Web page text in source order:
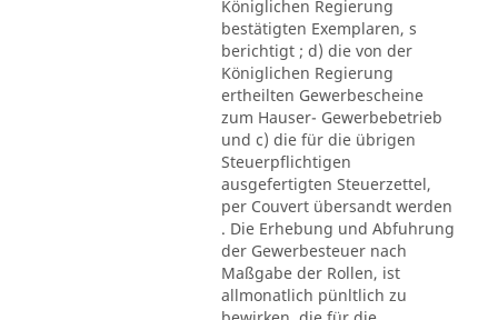
Königlichen Regierung
bestätigten Exemplaren, s
berichtigt ; d) die von der
Königlichen Regierung
ertheilten Gewerbescheine
zum Hauser- Gewerbebetrieb
und c) die für die übrigen
Steuerpflichtigen
ausgefertigten Steuerzettel,
per Couvert übersandt werden
. Die Erhebung und Abfuhrung
der Gewerbesteuer nach
Maßgabe der Rollen, ist
allmonatlich pünltlich zu